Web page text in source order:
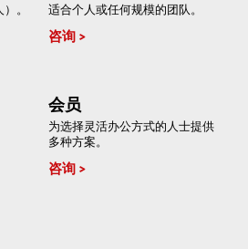
。 适合个人或任何规模的团队。
咨询
会员
为选择灵活办公方式的人士提供
多种方案。
咨询